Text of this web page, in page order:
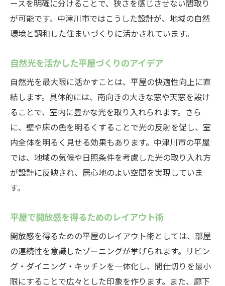
ースを明確に分けることで、狭さを感じさせない間取り
が可能です。中津川市ではこうした設計が、地域の自然
環境と調和した住まいづくりに活かされています。
自然光を活かした平屋づくりのアイデア
自然光を最大限に活かすことは、平屋の快適性向上に直
結します。具体的には、南向きの大きな窓や天窓を設け
ることで、室内に豊かな光を取り入れられます。さら
に、壁や床の色を明るくすることで光の反射を促し、室
内全体を明るく見せる効果もあります。中津川市の平屋
では、地域の気候や日照条件を考慮した光の取り入れ方
が設計に反映され、居心地のよい空間を実現していま
す。
平屋で開放感を得るためのレイアウト術
開放感を得るための平屋のレイアウト術としては、部屋
の連続性を意識したゾーニングが挙げられます。リビン
グ・ダイニング・キッチンを一体化し、間仕切りを最小
限にすることで広々とした印象を作ります。また、廊下